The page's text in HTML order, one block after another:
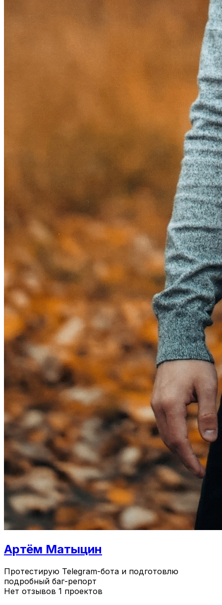
Артём Матыцин
Протестирую Telegram-бота и подготовлю
подробный баг-репорт
Нет отзывов 1 проектов